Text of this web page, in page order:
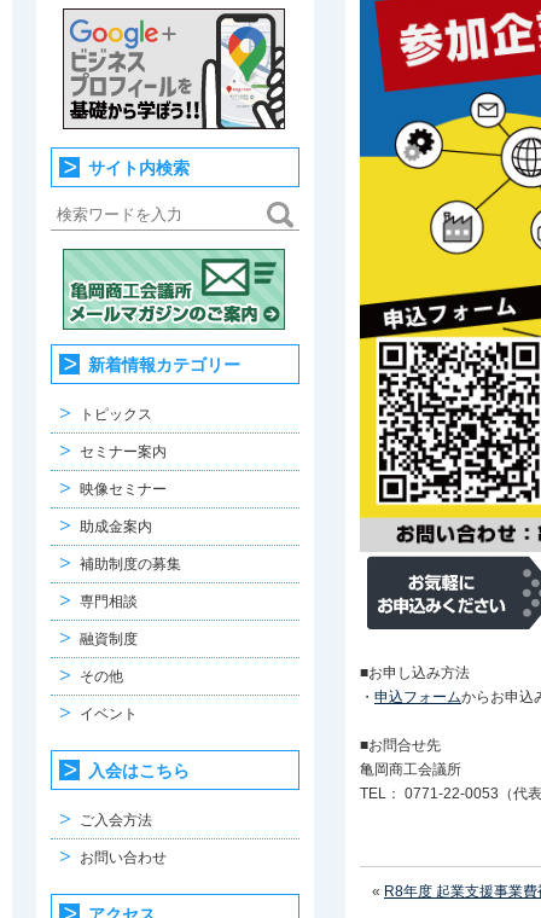
■お申し込み方法
・ 申込フォームからお申込
■お問合せ先
亀岡商工会議所
TEL： 0771-22-0053（代
« R8年度 起業支援事業
サイト内検索
新着情報カテゴリー
トピックス
セミナー案内
映像セミナー
助成金案内
補助制度の募集
専門相談
融資制度
その他
イベント
入会はこちら
ご入会方法
お問い合わせ